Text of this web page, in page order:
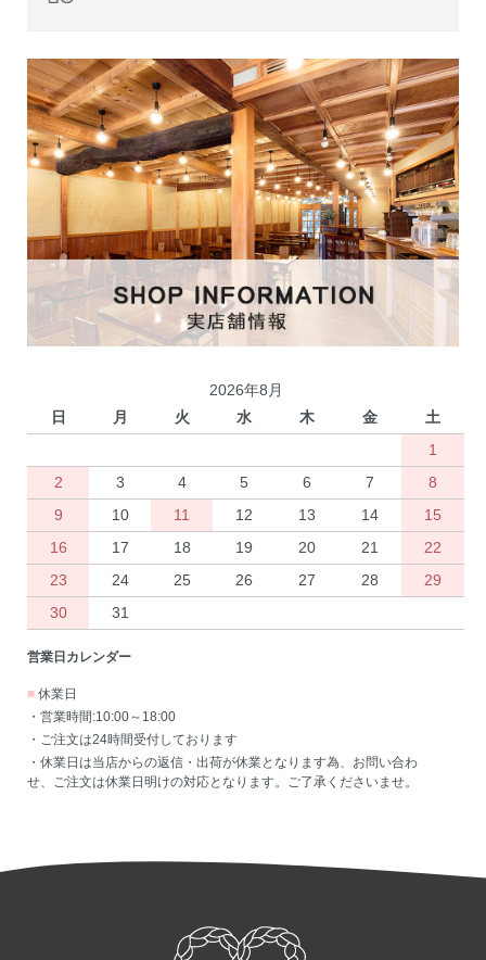
2026年8月
日
月 火 水 木 金
土
1
2
3 4 5 6 7
8
9
10 11 12 13 14
15
16
17 18 19 20 21
22
23
24 25 26 27 28
29
30
31
営業日カレンダー
■ 休業日
・営業時間:10:00～18:00
・ご注文は24時間受付しております
・休業日は当店からの返信・出荷が休業となります為、お問い合わ
せ、ご注文は休業日明けの対応となります。ご了承くださいませ。